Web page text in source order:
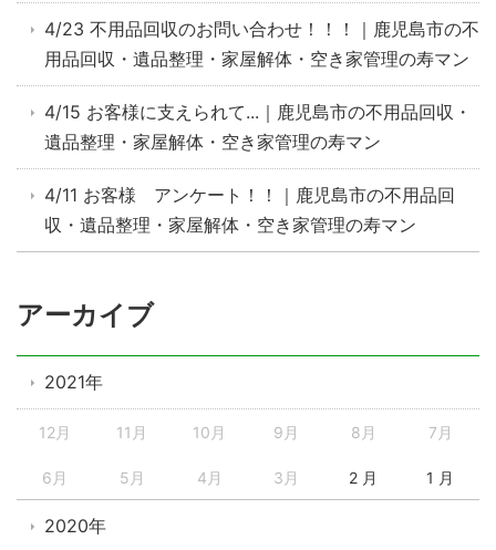
4/23 不用品回収のお問い合わせ！！！｜鹿児島市の不
用品回収・遺品整理・家屋解体・空き家管理の寿マン
4/15 お客様に支えられて...｜鹿児島市の不用品回収・
遺品整理・家屋解体・空き家管理の寿マン
4/11 お客様 アンケート！！｜鹿児島市の不用品回
収・遺品整理・家屋解体・空き家管理の寿マン
アーカイブ
2021年
12月 11月 10月 9月 8月 7月
6月 5月 4月 3月 2 月 1 月
2020年